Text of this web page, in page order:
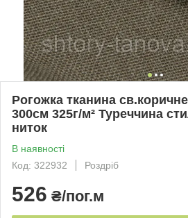
Рогожка тканина
300см 325г/м² Туреччина
ниток
В наявності
Код: 322932
Роздріб
526 ₴/пог.м